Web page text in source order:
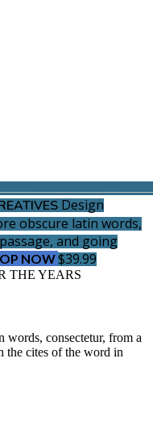
Design
obscure latin words,
and going
NOW$39.99
THE YEARS
words, consectetur, from a
the cites of the word in